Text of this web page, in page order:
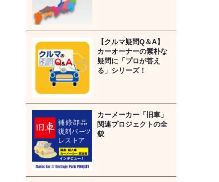
【クルマ疑問Q＆A】
カーオーナーの素朴な
疑問に「プロが答え
る」シリーズ！
カーメーカー「旧車」
関連プロジェクトの全
貌